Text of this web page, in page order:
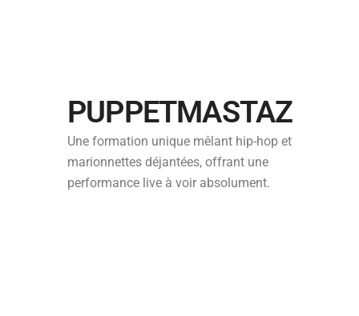
PUPPETMASTAZ
Une formation unique mêlant hip-hop et
marionnettes déjantées, offrant une
performance live à voir absolument.